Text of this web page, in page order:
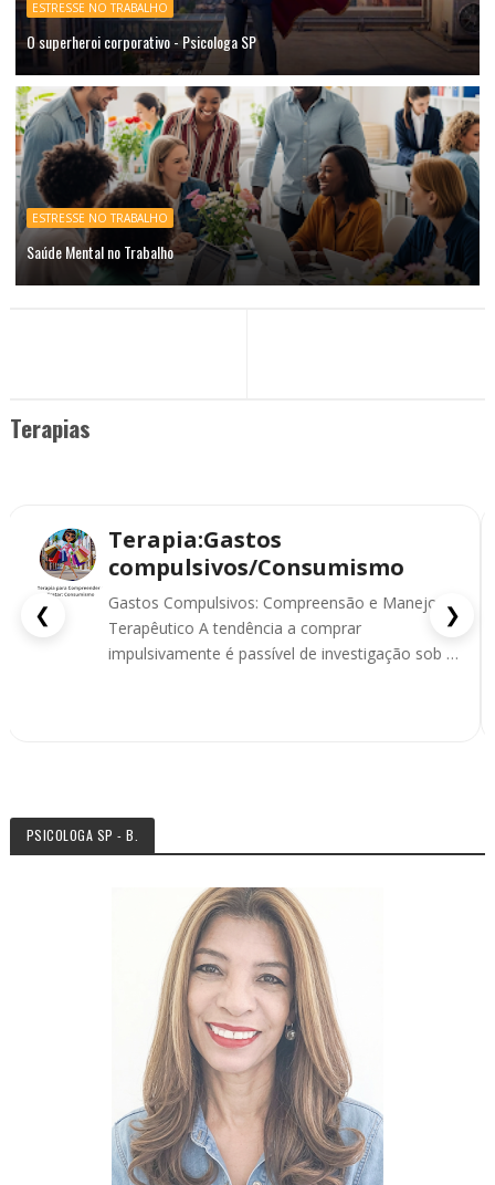
ESTRESSE NO TRABALHO
O superheroi corporativo - Psicologa SP
ESTRESSE NO TRABALHO
Saúde Mental no Trabalho
Terapias
❮
Terapia:Gastos
compulsivos/Consumismo
Gastos Compulsivos: Compreensão e Manejo
Terapêutico A tendência a comprar
impulsivamente é passível de investigação sob a
❯
PSICOLOGA SP - B.